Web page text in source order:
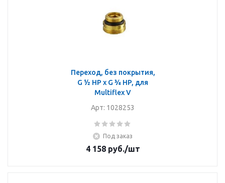
Переход, без покрытия,
G ½ HP x G ¾ HP, для
Multiflex V
Арт: 1028253
Под заказ
4 158руб./шт